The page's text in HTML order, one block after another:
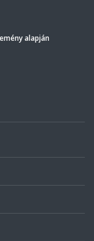
alapján